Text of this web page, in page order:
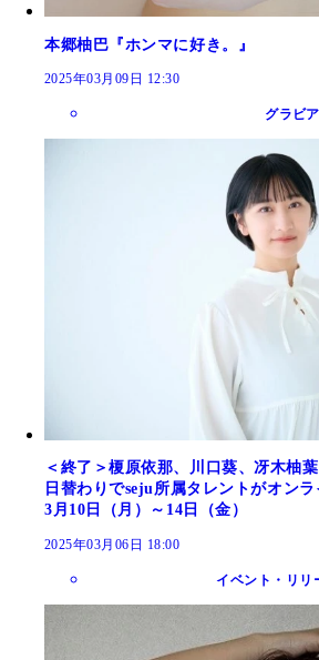
本郷柚巴『ホンマに好き。』
2025年03月09日 12:30
グラビア
＜終了＞榎原依那、川口葵、冴木柚
日替わりでseju所属タレントがオン
3月10日（月）～14日（金）
2025年03月06日 18:00
イベント・リリ